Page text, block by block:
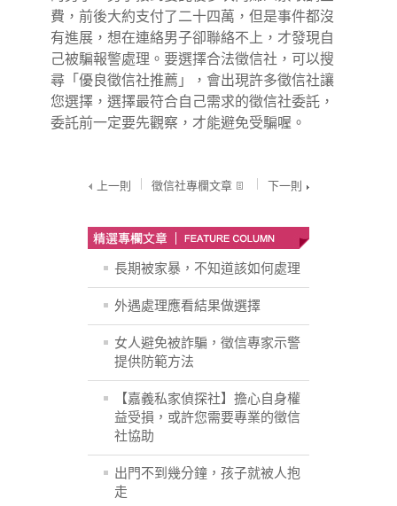
費，前後大約支付了二十四萬，但是事件都沒
有進展，想在連絡男子卻聯絡不上，才發現自
己被騙報警處理。要選擇合法徵信社，可以搜
尋「優良徵信社推薦」，會出現許多徵信社讓
您選擇，選擇最符合自己需求的徵信社委託，
委託前一定要先觀察，才能避免受騙喔。
上一則 徵信社專欄文章 下一則
長期被家暴，不知道該如何處理
外遇處理應看結果做選擇
女人避免被詐騙，徵信專家示警
提供防範方法
【嘉義私家偵探社】擔心自身權
益受損，或許您需要專業的徵信
社協助
出門不到幾分鐘，孩子就被人抱
走